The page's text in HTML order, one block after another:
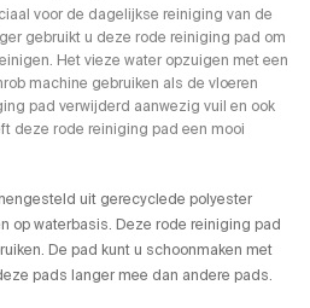
voor de dagelijkse reiniging van de
gebruikt u deze rode reiniging pad om
Het vieze water opzuigen met een
machine gebruiken als de vloeren
pad verwijderd aanwezig vuil en ook
deze rode reiniging pad een mooi
uit gerecyclede polyester
op waterbasis. Deze rode reiniging pad
De pad kunt u schoonmaken met
pads langer mee dan andere pads.